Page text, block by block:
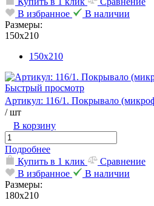
В избранное
В наличии
Размеры:
150х210
150х210
Быстрый просмотр
Артикул: 116/1. Покрывало
/ шт
В корзину
Подробнее
Купить в 1 клик
Сравнение
В избранное
В наличии
Размеры:
180х210